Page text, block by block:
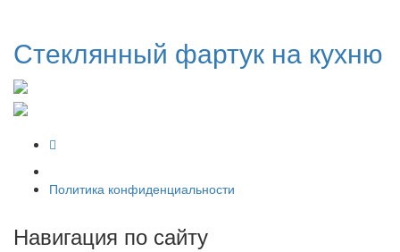
Стеклянный фартук на кухню
Политика конфиденциальности
Навигация по сайту